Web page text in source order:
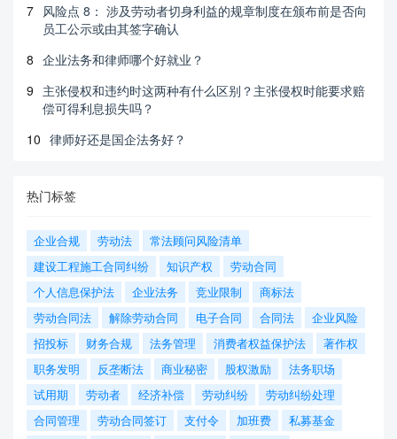
7 风险点 8： 涉及劳动者切身利益的规章制度在颁布前是否向
员工公示或由其签字确认
8 企业法务和律师哪个好就业？
9 主张侵权和违约时这两种有什么区别？主张侵权时能要求赔
偿可得利息损失吗？
10 律师好还是国企法务好？
热门标签
企业合规 劳动法
常法顾问风险清单
建设工程施工合同纠纷
知识产权
劳动合同
个人信息保护法
企业法务 竞业限制
商标法
劳动合同法
解除劳动合同 电子合同 合同法
企业风险
招投标
财务合规 法务管理 消费者权益保护法
著作权
职务发明
反垄断法 商业秘密 股权激励
法务职场
试用期
劳动者 经济补偿 劳动纠纷
劳动纠纷处理
合同管理
劳动合同签订 支付令 加班费
私募基金